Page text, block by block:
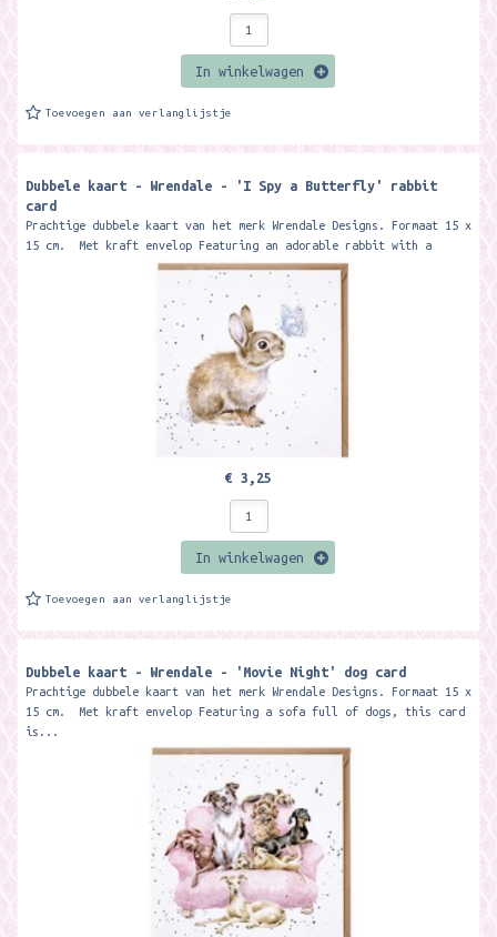
In winkelwagen
Toevoegen aan verlanglijstje
Dubbele kaart - Wrendale - 'I Spy a Butterfly' rabbit
card
Prachtige dubbele kaart van het merk Wrendale Designs. Formaat 15 x
15 cm. Met kraft envelop Featuring an adorable rabbit with a
€ 3,25
In winkelwagen
Toevoegen aan verlanglijstje
Dubbele kaart - Wrendale - 'Movie Night' dog card
Prachtige dubbele kaart van het merk Wrendale Designs. Formaat 15 x
15 cm. Met kraft envelop Featuring a sofa full of dogs, this card
is...